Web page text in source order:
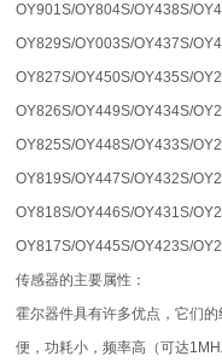
OY901S/OY804S/OY438S/
OY829S/OY003S/OY437S/
OY827S/OY450S/OY435S/
OY826S/OY449S/OY434S/
OY825S/OY448S/OY433S/
OY819S/OY447S/OY432S/
OY818S/OY446S/OY431S/
OY817S/OY445S/OY423S/
传感器的主要属性：
霍尔器件具有许多优点，它们
便，功耗小，频率高（可达